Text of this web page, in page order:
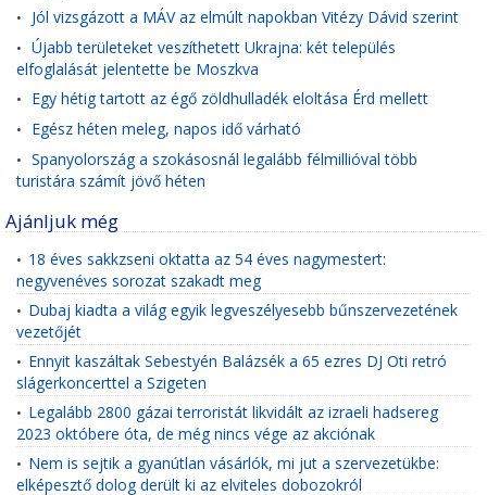
• Jól vizsgázott a MÁV az elmúlt napokban Vitézy Dávid szerint
• Újabb területeket veszíthetett Ukrajna: két település
elfoglalását jelentette be Moszkva
• Egy hétig tartott az égő zöldhulladék eloltása Érd mellett
• Egész héten meleg, napos idő várható
• Spanyolország a szokásosnál legalább félmillióval több
turistára számít jövő héten
Ajánljuk még
• 18 éves sakkzseni oktatta az 54 éves nagymestert:
negyvenéves sorozat szakadt meg
• Dubaj kiadta a világ egyik legveszélyesebb bűnszervezetének
vezetőjét
• Ennyit kaszáltak Sebestyén Balázsék a 65 ezres DJ Oti retró
slágerkoncerttel a Szigeten
• Legalább 2800 gázai terroristát likvidált az izraeli hadsereg
2023 októbere óta, de még nincs vége az akciónak
• Nem is sejtik a gyanútlan vásárlók, mi jut a szervezetükbe:
elképesztő dolog derült ki az elviteles dobozokról